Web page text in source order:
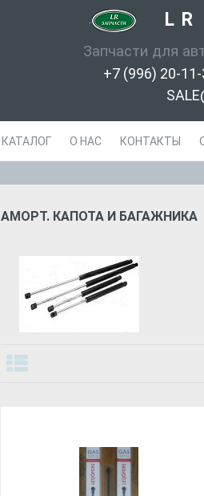
-
Запчасти для
+7 (996) 20-
КАТАЛОГ О НАС КОНТАКТЫ
АМОРТ. КАПОТА И БАГАЖНИКА